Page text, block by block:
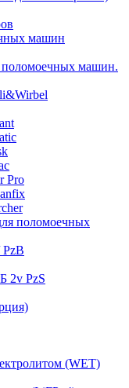
машин
поломоечных машин.
Pro
поломоечных
PzB
2v PzS
(WET)